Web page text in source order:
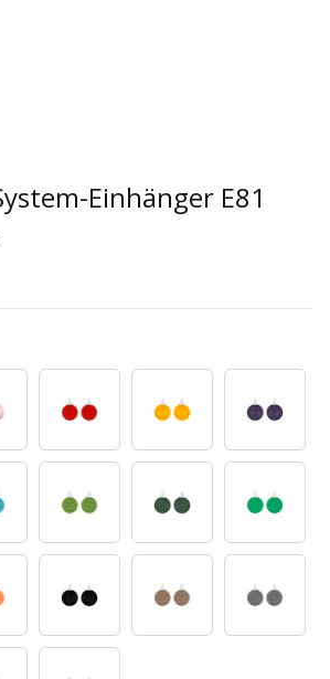
Einhänger E81
16 25 32
51 53 65
95 84 88